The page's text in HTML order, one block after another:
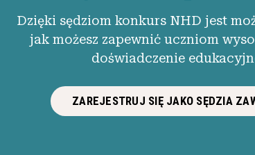
Dzięki sędziom konkurs NHD jest
jak możesz zapewnić uczniom
doświadczenie
ZAREJESTRUJ SIĘ JAKO SĘDZIA